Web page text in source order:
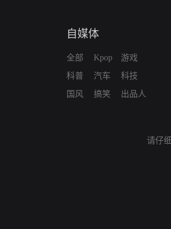
自媒体
全部
科普
国风
Kpop
汽车
搞笑
游戏
科技
出品人
请仔